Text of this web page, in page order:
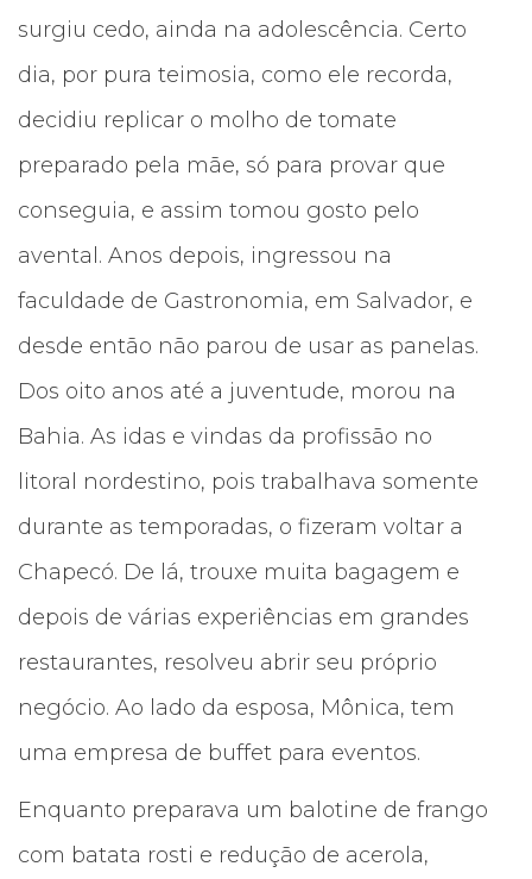
surgiu cedo, ainda na adolescência. Certo
dia, por pura teimosia, como ele recorda,
decidiu replicar o molho de tomate
preparado pela mãe, só para provar que
conseguia, e assim tomou gosto pelo
avental. Anos depois, ingressou na
faculdade de Gastronomia, em Salvador, e
desde então não parou de usar as panelas.
Dos oito anos até a juventude, morou na
Bahia. As idas e vindas da profissão no
litoral nordestino, pois trabalhava somente
durante as temporadas, o fizeram voltar a
Chapecó. De lá, trouxe muita bagagem e
depois de várias experiências em grandes
restaurantes, resolveu abrir seu próprio
negócio. Ao lado da esposa, Mônica, tem
uma empresa de buffet para eventos.
Enquanto preparava um balotine de frango
com batata rosti e redução de acerola,